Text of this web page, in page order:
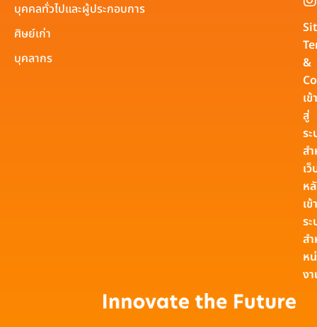
บุคคลทั่วไปและผู้ประกอบการ
ศิษย์เก่า
บุคลากร
&
เข้า
สู่
ร
ส
เ
ห
เข้
ร
ส
ห
ง